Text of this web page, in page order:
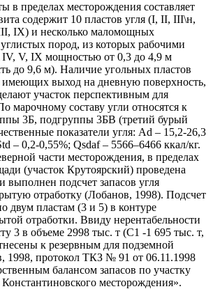
в пределах месторождения составляет
содержит 10 пластов угля (I, II, III\н,
IX) и несколько маломощных
пород, из которых рабочими
IV, V, IX мощностью от 0,3 до 4,9 м
до 9,6 м). Наличие угольных пластов
выход на дневную поверхность,
участок перспективным для
марочному составу угли относятся к
3Б, подгруппы 3БВ (третий бурый
показатели угля: Аd – 15,2-26,3
– 0,2-0,55%; Qsdaf – 5566–6466 ккал/кг.
части месторождения, в пределах
(участок Крутоярский) проведена
выполнен подсчет запасов угля
отработку (Лобанов, 1998). Подсчет
двум пластам (3 и 5) в контуре
отработки. Ввиду нерентабельности
3 в объеме 2998 тыс. т (С1 -1 695 тыс. т,
к резервным для подземной
1998, протокол ТКЗ № 91 от 06.11.1998
балансом запасов по участку
месторождения».